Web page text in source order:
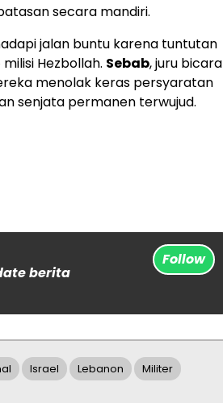
secara mandiri.
jalan buntu karena tuntutan
Hezbollah. Sebab, juru bicara
menolak keras persyaratan
senjata permanen terwujud.
berita
Follow
Israel Lebanon Militer